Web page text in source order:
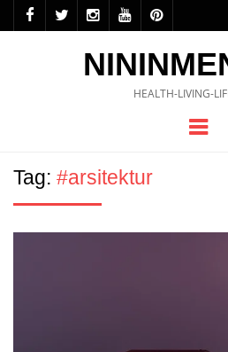
HEALTH-LIVING-
Tag: #arsitektur